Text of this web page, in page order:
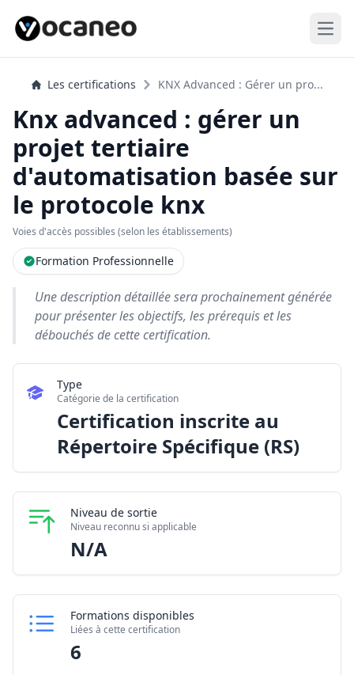
Les certifications KNX Advanced : Gérer un pro...
Knx advanced : gérer un
projet tertiaire
d'automatisation basée sur
le protocole knx
Voies d'accès possibles (selon les établissements)
Formation Professionnelle
Une description détaillée sera prochainement générée
pour présenter les objectifs, les prérequis et les
débouchés de cette certification.
Type
Catégorie de la certification
Certification inscrite au
Répertoire Spécifique (RS)
Niveau de sortie
Niveau reconnu si applicable
N/A
Formations disponibles
Liées à cette certification
6